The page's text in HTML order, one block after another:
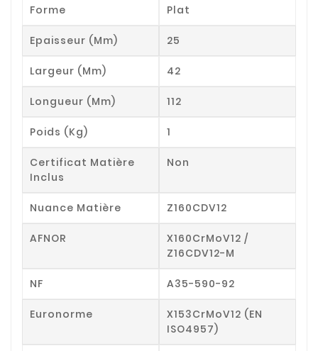
Forme Plat
Epaisseur (mm) 25
Largeur (mm) 42
Longueur (mm) 112
Poids (kg) 1
Certificat Matière
Inclus
Non
Nuance Matière Z160CDV12
AFNOR
X160CrMoV12 /
Z16CDV12-M
NF A35-590-92
Euronorme
X153CrMoV12 (EN
ISO4957)